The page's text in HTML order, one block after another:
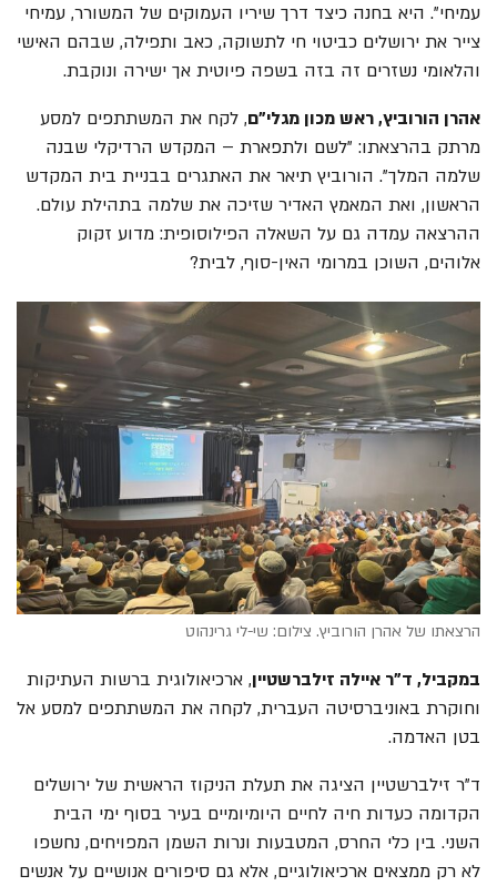
עמיחי". היא בחנה כיצד דרך שיריו העמוקים של המשורר, עמיחי
צייר את ירושלים כביטוי חי לתשוקה, כאב ותפילה, שבהם האישי
והלאומי נשזרים זה בזה בשפה פיוטית אך ישירה ונוקבת.
אהרן הורוביץ, ראש מכון מגלי"ם, לקח את המשתתפים למסע
מרתק בהרצאתו: "לשם ולתפארת – המקדש הרדיקלי שבנה
שלמה המלך". הורוביץ תיאר את האתגרים בבניית בית המקדש
הראשון, ואת המאמץ האדיר שזיכה את שלמה בתהילת עולם.
ההרצאה עמדה גם על השאלה הפילוסופית: מדוע זקוק
אלוהים, השוכן במרומי האין-סוף, לבית?
הרצאתו של אהרן הורוביץ. צילום: שי-לי גרינהוט
במקביל, ד"ר איילה זילברשטיין, ארכיאולוגית ברשות העתיקות
וחוקרת באוניברסיטה העברית, לקחה את המשתתפים למסע אל
בטן האדמה.
ד"ר זילברשטיין הציגה את תעלת הניקוז הראשית של ירושלים
הקדומה כעדות חיה לחיים היומיומיים בעיר בסוף ימי הבית
השני. בין כלי החרס, המטבעות ונרות השמן המפויחים, נחשפו
לא רק ממצאים ארכיאולוגיים, אלא גם סיפורים אנושיים על אנשים